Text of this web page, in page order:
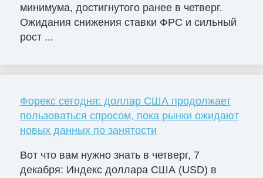
минимума, достигнутого ранее в четверг.
Ожидания снижения ставки ФРС и сильный
рост ...
Форекс сегодня: доллар США продолжает
пользоваться спросом, пока рынки ожидают
новых данных по занятости
Вот что вам нужно знать в четверг, 7
декабря: Индекс доллара США (USD) в